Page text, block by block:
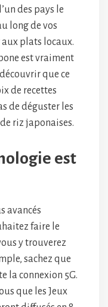
des pays le
long de vos
plats locaux.
est vraiment
que ce
de recettes
de déguster les
riz japonaises.
est
avancés
faire le
y trouverez
sachez que
la connexion 5G.
que les Jeux